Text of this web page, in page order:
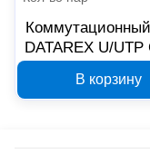
DATAREX U/UTP
черный DR-
В корзину